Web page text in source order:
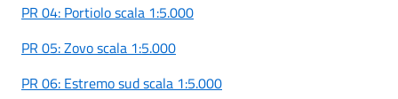
PR 04: Portiolo scala 1:5.000
PR 05: Zovo scala 1:5.000
PR 06: Estremo sud scala 1:5.000